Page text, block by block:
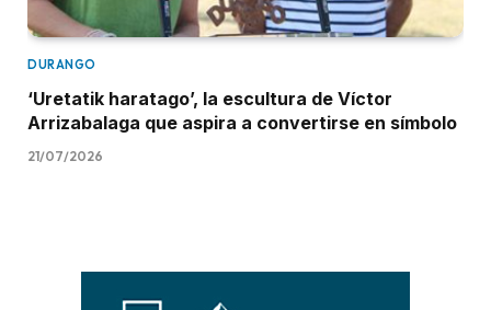
DURANGO
‘Uretatik haratago’, la escultura de Víctor
Arrizabalaga que aspira a convertirse en símbolo
21/07/2026